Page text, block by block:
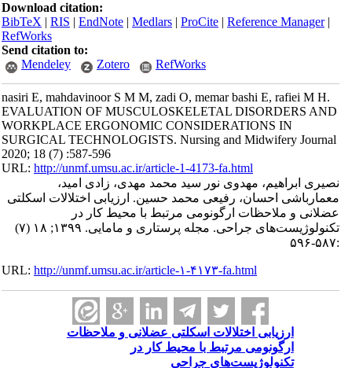
Download citation:
BibTeX|RIS|EndNote|Medlars|ProCite|Reference Manager
RefWorks
Send citation to:
Mendeley
Zotero RefWorks
nasiri E, mahdavinoor S M M, zadi O, memar bashi E, rafiei M H.
EVALUATION OF MUSCULOSKELETAL DISORDERS AND
WORKPLACE ERGONOMIC CONSIDERATIONS IN
SURGICAL TECHNOLOGISTS. Nursing and Midwifery Journal
2020; 18 (7) :587-596
URL:http://unmf.umsu.ac.ir/article-1-4173-fa.html
نصیری ابراهیم، مهدوی نور سید محمد مهدی، زادی امید،
معمارباشی احسان، رفیعی محمد حسین. ارزیابی اختلالات اسکلتی
عضلانی و ملاحظات ارگونومی مرتبط با محیط کار در
تکنولوژیست‌های جراحی. مجله پرستاری و مامایی. ۱۳۹۹; ۱۸ (۷)
URL:http://unmf.umsu.ac.ir/article-۱-۴۱۷۳-fa.html
ارزیابی اختلالات اسکلتی عضلانی و ملاحظات
ارگونومی مرتبط با محیط کار در
تکنولوژیست‌های جراحی